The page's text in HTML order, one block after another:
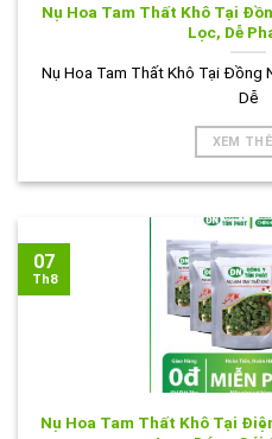
Nụ Hoa Tam Thất Khô Tại
Lọc, Dễ
Nụ Hoa Tam Thất Khô Tại Đồng
Dễ
XEM
Nụ Hoa Tam Thất Khô Tại
07
Th8